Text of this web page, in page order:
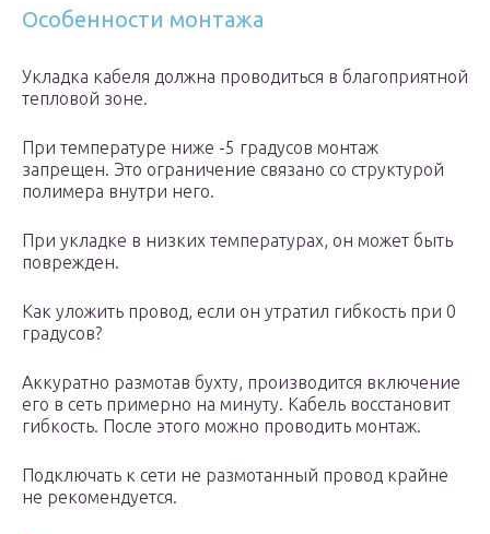
Особенности монтажа
Укладка кабеля должна проводиться в благоприятной
тепловой зоне.
При температуре ниже -5 градусов монтаж
запрещен. Это ограничение связано со структурой
полимера внутри него.
При укладке в низких температурах, он может быть
поврежден.
Как уложить провод, если он утратил гибкость при 0
градусов?
Аккуратно размотав бухту, производится включение
его в сеть примерно на минуту. Кабель восстановит
гибкость. После этого можно проводить монтаж.
Подключать к сети не размотанный провод крайне
не рекомендуется.